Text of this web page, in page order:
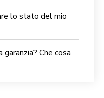
lo stato del mio
Che cosa